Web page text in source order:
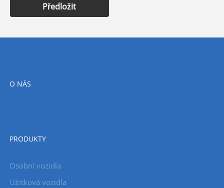
Předložit
O NÁS
PRODUKTY
Osobní vozidla
Užitková vozidla